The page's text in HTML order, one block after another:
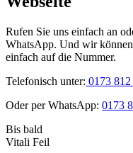
Rufen Sie uns einfach an
WhatsApp. Und wir
einfach auf die Nummer.
Telefonisch unter: 0173
Oder per WhatsApp: 0173
Bis bald
Vitali Feil